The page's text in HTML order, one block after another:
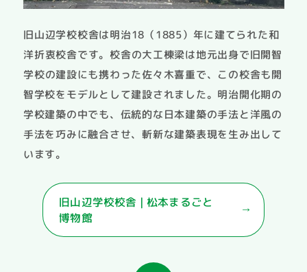
旧山辺学校校舎は明治18（1885）年に建てられた和
洋折衷校舎です。校舎の大工棟梁は地元出身で旧開智
学校の建設にも携わった佐々木喜重で、この校舎も開
智学校をモデルとして建設されました。明治開化期の
学校建築の中でも、伝統的な日本建築の手法と洋風の
手法を巧みに融合させ、斬新な建築表現を生み出して
います。
旧山辺学校校舎 | 松本まるごと
博物館